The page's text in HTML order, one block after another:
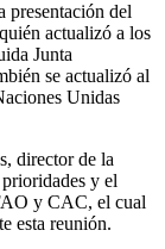
presentación del
actualizó a los
Junta
se actualizó al
Unidas
director de la
y el
y CAC, el cual
esta reunión.